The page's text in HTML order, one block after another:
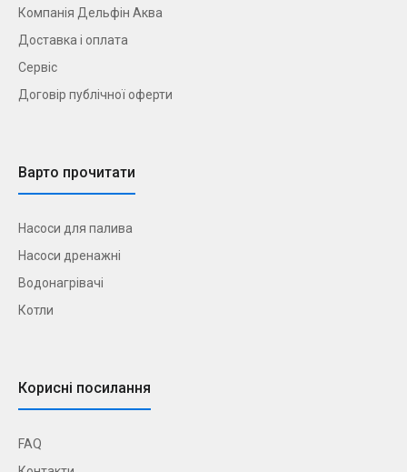
Компанія Дельфін Аква
Доставка і оплата
Сервіс
Договір публічної оферти
Варто прочитати
Насоси для палива
Насоси дренажні
Водонагрівачі
Котли
Корисні посилання
FAQ